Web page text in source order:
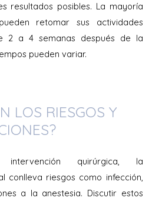
resultados posibles. La mayoría
retomar sus actividades
2 a 4 semanas después de la
pueden variar.
LOS RIESGOS Y
intervención quirúrgica, la
conlleva riesgos como infección,
a la anestesia. Discutir estos